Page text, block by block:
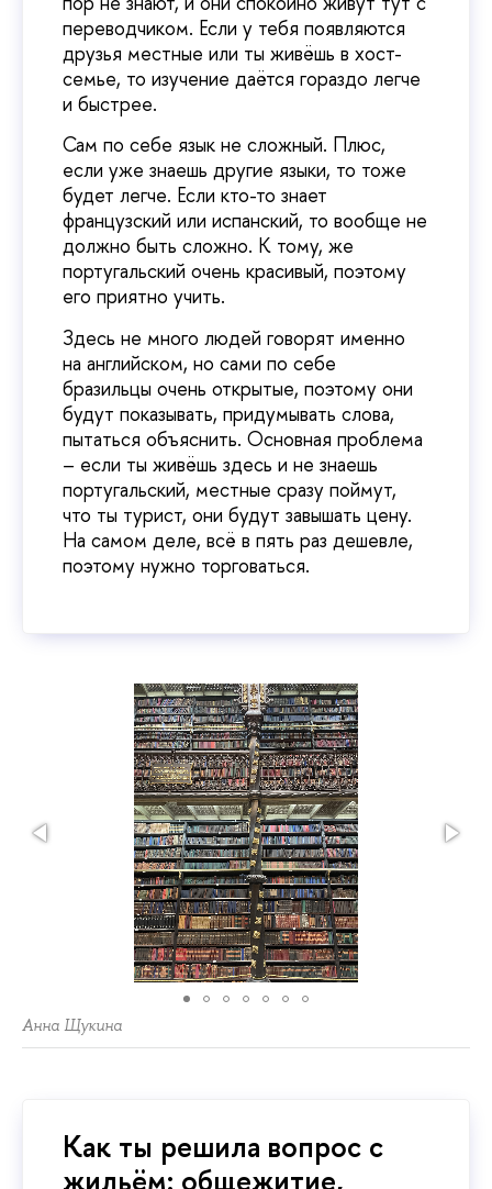
переводчиком. Если у тебя появляются
друзья местные или ты живёшь в хост-
семье, то изучение даётся гораздо легче
и быстрее.
Сам по себе язык не сложный. Плюс,
если уже знаешь другие языки, то тоже
будет легче. Если кто-то знает
французский или испанский, то вообще не
должно быть сложно. К тому, же
португальский очень красивый, поэтому
его приятно учить.
Здесь не много людей говорят именно
на английском, но сами по себе
бразильцы очень открытые, поэтому они
будут показывать, придумывать слова,
пытаться объяснить. Основная проблема
– если ты живёшь здесь и не знаешь
португальский, местные сразу поймут,
что ты турист, они будут завышать цену.
На самом деле, всё в пять раз дешевле,
поэтому нужно торговаться.
Анна Щукина
Как ты решила вопрос с
жильём: общежитие,